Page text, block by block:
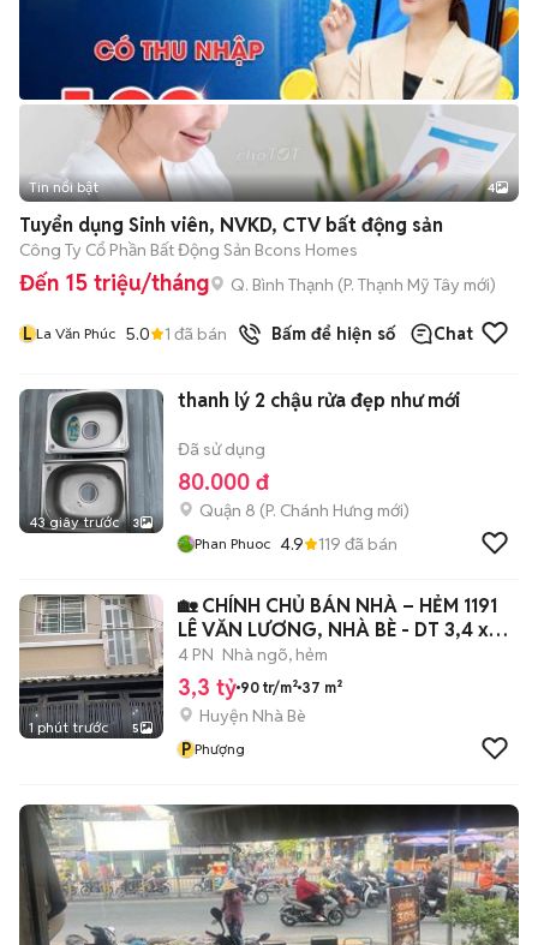
Tin nổi bật 4
Tuyển dụng Sinh viên, NVKD, CTV bất động sản
Công Ty Cổ Phần Bất Động Sản Bcons Homes
Đến 15 triệu/tháng Q. Bình Thạnh (P. Thạnh Mỹ Tây mới)
L La Văn Phúc 5.0 1 đã bán Bấm để hiện số Chat
43 giây trước 3
thanh lý 2 chậu rửa đẹp như mới
Đã sử dụng
80.000 đ
Quận 8 (P. Chánh Hưng mới)
Phan Phuoc 4.9 119 đã bán
1 phút trước 5
🏡 CHÍNH CHỦ BÁN NHÀ – HẺM 1191
LÊ VĂN LƯƠNG, NHÀ BÈ - DT 3,4 x
10,7 M2
4 PN Nhà ngõ, hẻm
3,3 tỷ 90 tr/m² 37 m²
Huyện Nhà Bè
P Phượng